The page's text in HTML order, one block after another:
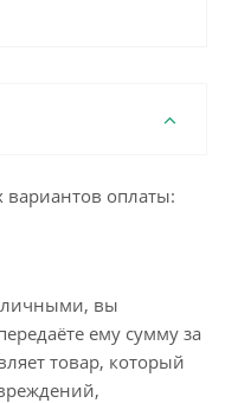
оплаты:
вы
ему сумму за
товар, который